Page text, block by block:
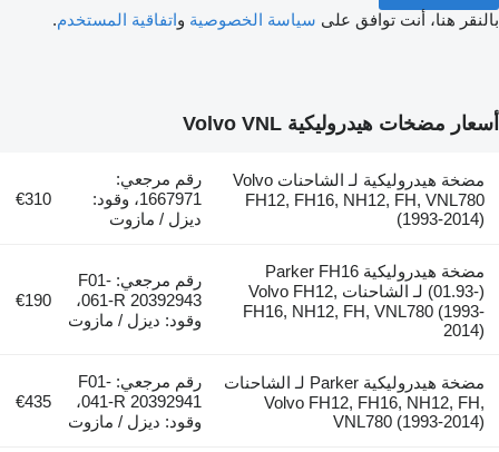
بالنقر هنا، أنت توافق على سياسة الخصوصية واتفاقية المستخدم.
أسعار مضخات هيدروليكية Volvo VNL
مضخة هيدروليكية لـ الشاحنات Volvo
FH12, FH16, NH12, FH, VNL780
(1993-2014)
رقم مرجعي:
1667971، وقود:
ديزل / مازوت
€310
مضخة هيدروليكية Parker FH16
(01.93-) لـ الشاحنات Volvo FH12,
FH16, NH12, FH, VNL780 (1993-
2014)
رقم مرجعي: F01-
061-R 20392943،
وقود: ديزل / مازوت
€190
مضخة هيدروليكية Parker لـ الشاحنات
Volvo FH12, FH16, NH12, FH,
VNL780 (1993-2014)
رقم مرجعي: F01-
041-R 20392941،
وقود: ديزل / مازوت
€435